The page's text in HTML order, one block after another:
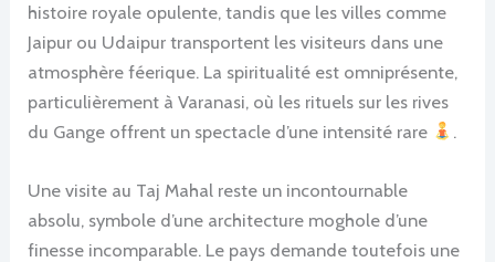
histoire royale opulente, tandis que les villes comme
Jaipur ou Udaipur transportent les visiteurs dans une
atmosphère féerique. La spiritualité est omniprésente,
particulièrement à Varanasi, où les rituels sur les rives
du Gange offrent un spectacle d’une intensité rare
.
Une visite au Taj Mahal reste un incontournable
absolu, symbole d’une architecture moghole d’une
finesse incomparable. Le pays demande toutefois une